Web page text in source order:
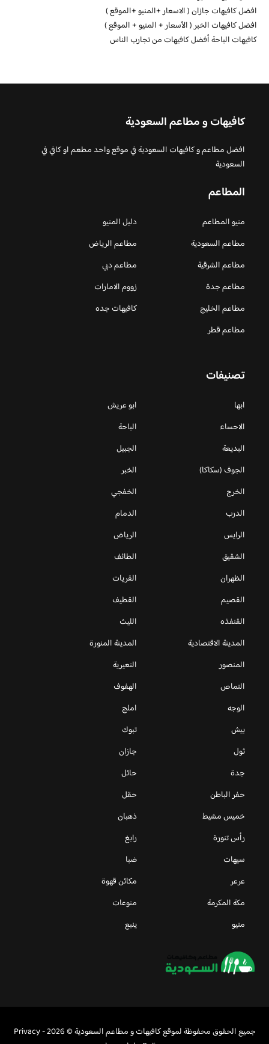
افضل كافيهات جازان ( الاسعار +المنيو +الموقع )
افضل كافيهات الخبر ( الأسعار + المنيو + الموقع )
كافيهات الباحة أفضل كافيهات من تجارب الناس
كافيهات و مطاعم السعودية
افضل مطاعم و كافيهات السعودية في موقع واحد مطعم او كافي في
السعودية
المطاعم
منيو المطاعم
دليل المنيو
مطاعم السعودية
مطاعم الرياض
مطاعم الشرقية
مطاعم دبي
مطاعم جدة
زووم الامارات
مطاعم الخليج
كافيهات جده
مطاعم قطر
تصنيفات
ابها
ابو عريش
الاحساء
الباحة
البديعة
الجبيل
الجوف (سكاكا)
الخبر
الخرج
الخفجي
الدرب
الدمام
الرايس
الرياض
الشقيق
الطائف
الظهران
القريات
القصيم
القطيف
القنفذه
الليث
المدينة الاقتصادية
المدينة المنورة
المنصور
النعيرية
النماص
الهفوف
الوجه
املج
بيش
تبوك
ثول
جازان
جدة
حائل
حفر الباطن
حقل
خميس مشيط
ذهبان
رأس تنورة
رابغ
سيهات
ضبا
عرعر
مكائن قهوة
مكة المكرمة
منوعات
منيو
ينبع
جميع الحقوق محفوظة لموقع كافيهات و مطاعم السعودية © 2026 -
Privacy